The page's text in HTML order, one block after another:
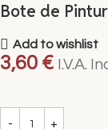
Bote de
Add to wishlist
3,60 € I.V.A.